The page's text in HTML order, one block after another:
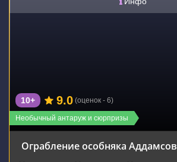
Необычный антаруж и сюрпризы
10+ 9.0 (оценок - 6)
Ограбление особняка Аддамсов